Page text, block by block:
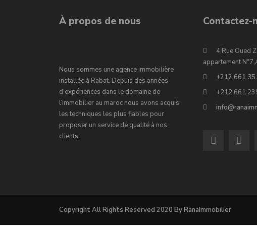
À propos de nous
Nous sommes une agence immobilière
installée à Rabat. Depuis des années
d’expériences dans le domaine de
l’immobilier au maroc nous avons acquis
les techniques les plus fiables pour
proposer un service de qualité à nos
clients.
Contactez-
4,Rue Oued
appartement
+212 661
+212 661
Copyright All Rights Reserved 2020 By RanaImmobilier